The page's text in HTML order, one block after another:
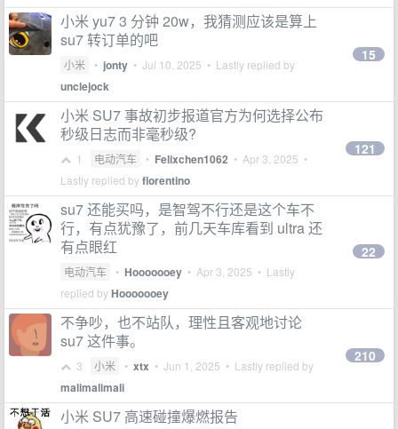
小米 yu7 3 分钟 20w，我猜测应该是算上
su7 转订单的吧
小米 • jonty • Jul 10, 2025 • Lastly replied by
unclejock
15
小米 SU7 事故初步报道官方为何选择公布
秒级日志而非毫秒级?
1 电动汽车 • Felixchen1062 • Apr 3, 2025 •
Lastly replied byflorentino
121
su7 还能买吗，是智驾不行还是这个车不
行，有点犹豫了，前几天车库看到 ultra 还
有点眼红
电动汽车 • Hooooooey • Apr 3, 2025 • Lastly
replied byHooooooey
22
不争吵，也不站队，理性且客观地讨论
su7 这件事。
3 小米 • xtx • Jun 1, 2025 • Lastly replied by
malimalimali
210
小米 SU7 高速碰撞爆燃报告